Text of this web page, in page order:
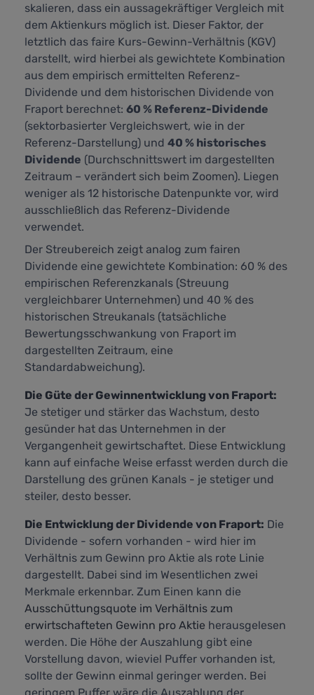
skalieren, dass ein aussagekräftiger Vergleich mit
dem Aktienkurs möglich ist. Dieser Faktor, der
letztlich das faire Kurs-Gewinn-Verhältnis (KGV)
darstellt, wird hierbei als gewichtete Kombination
aus dem empirisch ermittelten Referenz-
Dividende und dem historischen Dividende von
Fraport berechnet: 60 % Referenz-Dividende
(sektorbasierter Vergleichswert, wie in der
Referenz-Darstellung) und 40 % historisches
Dividende (Durchschnittswert im dargestellten
Zeitraum – verändert sich beim Zoomen). Liegen
weniger als 12 historische Datenpunkte vor, wird
ausschließlich das Referenz-Dividende
verwendet.
Der Streubereich zeigt analog zum fairen
Dividende eine gewichtete Kombination: 60 % des
empirischen Referenzkanals (Streuung
vergleichbarer Unternehmen) und 40 % des
historischen Streukanals (tatsächliche
Bewertungsschwankung von Fraport im
dargestellten Zeitraum, eine
Standardabweichung).
Die Güte der Gewinnentwicklung von Fraport:
Je stetiger und stärker das Wachstum, desto
gesünder hat das Unternehmen in der
Vergangenheit gewirtschaftet. Diese Entwicklung
kann auf einfache Weise erfasst werden durch die
Darstellung des grünen Kanals - je stetiger und
steiler, desto besser.
Die Entwicklung der Dividende von Fraport: Die
Dividende - sofern vorhanden - wird hier im
Verhältnis zum Gewinn pro Aktie als rote Linie
dargestellt. Dabei sind im Wesentlichen zwei
Merkmale erkennbar. Zum Einen kann die
Ausschüttungsquote im Verhältnis zum
erwirtschafteten Gewinn pro Aktie herausgelesen
werden. Die Höhe der Auszahlung gibt eine
Vorstellung davon, wieviel Puffer vorhanden ist,
sollte der Gewinn einmal geringer werden. Bei